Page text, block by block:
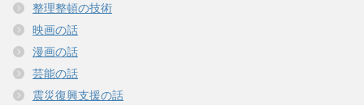
整理整頓の技術
映画の話
漫画の話
芸能の話
震災復興支援の話